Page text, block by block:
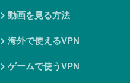
動画を見る方法
海外で使えるVPN
ゲームで使うVPN